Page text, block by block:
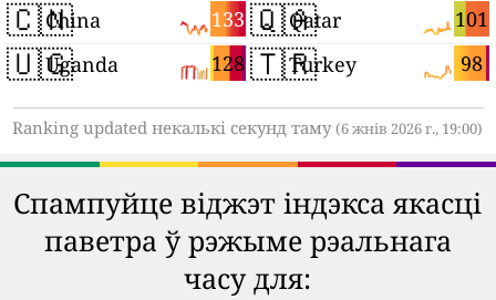
🇨🇳 133
China
🇺🇬 128
Uganda
🇶🇦 101
Qatar
🇹🇷 98
Turkey
Ranking updated некалькі секунд таму(6 жнів 2026 г., 19:00)
Спампуйце віджэт індэкса якасці
паветра ў рэжыме рэальнага
часу для: